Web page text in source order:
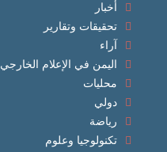
أخبار
تحقيقات وتقارير
آراء
اليمن في الإعلام الخارجي
محليات
دولي
رياضة
تكنولوجيا وعلوم